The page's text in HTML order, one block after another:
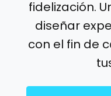
fidelización.
diseñar
con el fin de